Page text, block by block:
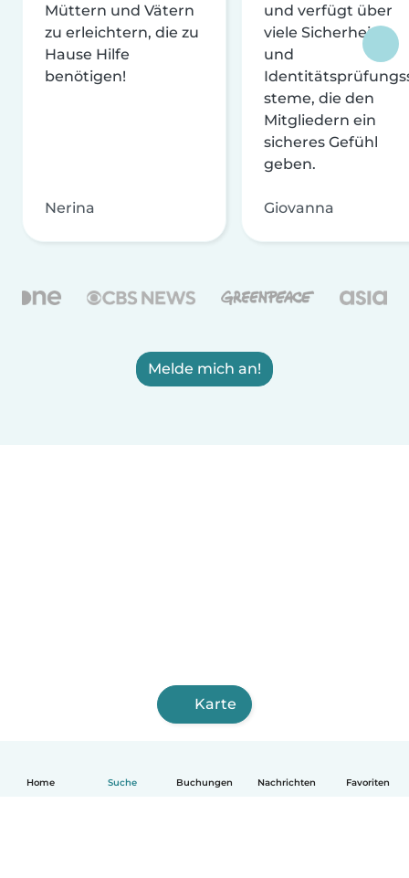
Home Suche Buchungen Nachrichten Favoriten
Müttern und Vätern
zu erleichtern, die zu
Hause Hilfe
benötigen!
Nerina
und verfügt über
viele Sicherheits-
und
steme, die den
Mitgliedern ein
sicheres Gefühl
geben.
Giovanna
Melde mich an!
Karte